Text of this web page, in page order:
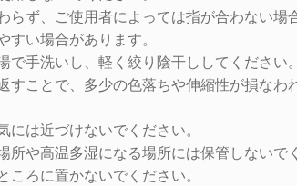
らず、ご使用者によっては指が合わない場
すい場合があります。
で手洗いし、軽く絞り陰干ししてください。
すことで、多少の色落ちや伸縮性が損なわ
には近づけないでください。
所や高温多湿になる場所には保管しないで
ころに置かないでください。